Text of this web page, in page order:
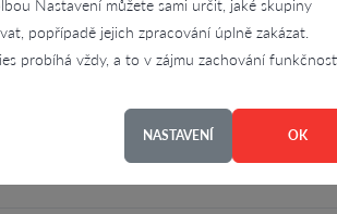
Nastavení můžete sami určit, jaké skupiny
popřípadě jejich zpracování úplně zakázat.
probíhá vždy, a to v zájmu zachování
NASTAVENÍ OK
roce 1956. Za tuto dobu se táborské výrobní